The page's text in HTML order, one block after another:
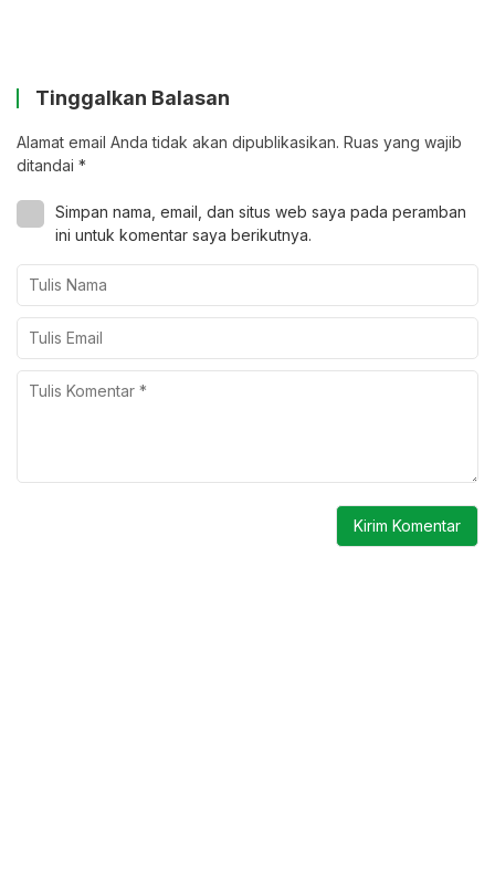
Tinggalkan Balasan
Alamat email Anda tidak akan dipublikasikan. Ruas yang wajib
ditandai *
Simpan nama, email, dan situs web saya pada peramban
ini untuk komentar saya berikutnya.